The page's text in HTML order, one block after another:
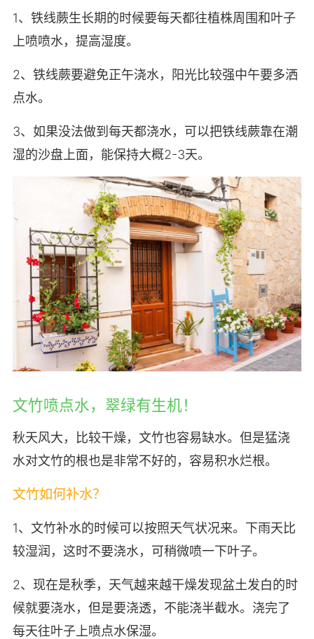
1、铁线蕨生长期的时候要每天都往植株周围和叶子
上喷喷水，提高湿度。
2、铁线蕨要避免正午浇水，阳光比较强中午要多洒
点水。
3、如果没法做到每天都浇水，可以把铁线蕨靠在潮
湿的沙盘上面，能保持大概2-3天。
文竹喷点水，翠绿有生机！
秋天风大，比较干燥，文竹也容易缺水。但是猛浇
水对文竹的根也是非常不好的，容易积水烂根。
文竹如何补水？
1、文竹补水的时候可以按照天气状况来。下雨天比
较湿润，这时不要浇水，可稍微喷一下叶子。
2、现在是秋季，天气越来越干燥发现盆土发白的时
候就要浇水，但是要浇透，不能浇半截水。浇完了
每天往叶子上喷点水保湿。